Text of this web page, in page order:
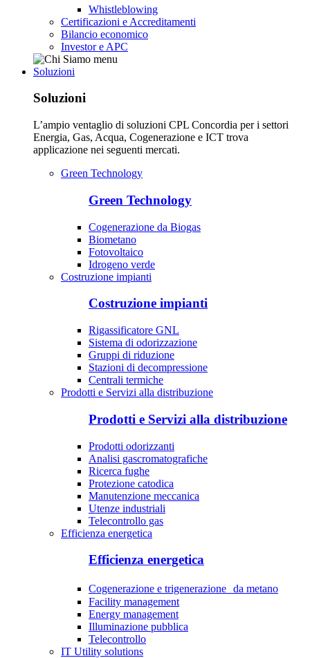
Whistleblowing
Certificazioni e Accreditamenti
Bilancio economico
Investor e APC
Soluzioni
Soluzioni
L’ampio ventaglio di soluzioni CPL Concordia per i settori
Energia, Gas, Acqua, Cogenerazione e ICT trova
applicazione nei seguenti mercati.
Green Technology
Green Technology
Cogenerazione da Biogas
Biometano
Fotovoltaico
Idrogeno verde
Costruzione impianti
Costruzione impianti
Rigassificatore GNL
Sistema di odorizzazione
Gruppi di riduzione
Stazioni di decompressione
Centrali termiche
Prodotti e Servizi alla distribuzione
Prodotti e Servizi alla distribuzione
Prodotti odorizzanti
Analisi gascromatografiche
Ricerca fughe
Protezione catodica
Manutenzione meccanica
Utenze industriali
Telecontrollo gas
Efficienza energetica
Efficienza energetica
Cogenerazione e trigenerazione da metano
Facility management
Energy management
Illuminazione pubblica
Telecontrollo
IT Utility solutions